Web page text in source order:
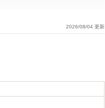
2026/08/04 更新